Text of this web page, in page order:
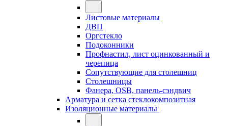
Листовые материалы
ДВП
Оргстекло
Подоконники
Профнастил, лист оцинкованный и
черепица
Сопутствующие для столешниц
Столешницы
Фанера, OSB, панель-сэндвич
Арматура и сетка стеклокомпозитная
Изоляционные материалы